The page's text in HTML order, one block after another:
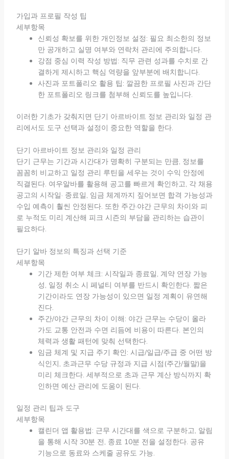
가입과 프로필 작성 팁
세부항목
신뢰성 확보를 위한 개인정보 설정: 필요 최소한의 정보
만 공개하고 실명 여부와 연락처 관리에 주의합니다.
강점 중심 이력 작성 방법: 직무 관련 성과를 수치로 간
결하게 제시하고 핵심 역량을 앞부분에 배치합니다.
사진과 포트폴리오 활용 팁: 깔끔한 프로필 사진과 간단
한 포트폴리오 링크를 첨부해 신뢰도를 높입니다.
이러한 기초가 갖춰지면 단기 아르바이트 정보 관리와 일정 관
리에서도 도구 선택과 설정이 중요한 역할을 한다.
단기 아르바이트 정보 관리와 일정 관리
단기 근무는 기간과 시간대가 명확히 구분되는 만큼, 정보를
꼼꼼히 비교하고 일정 관리 루틴을 세우는 것이 수익 안정에
직결된다. 여우알바를 활용해 공고를 빠르게 확인하고, 각 채용
공고의 시작일· 종료일, 임금 체계까지 짚어보면 합격 가능성과
수입 예측이 훨씬 안정된다. 또한 주간·야간 근무의 차이와 피
로 누적도 미리 계산해 피크 시즌의 부담을 관리하는 습관이
필요하다.
단기 알바 정보의 특징과 선택 기준
세부항목
기간 제한 여부 체크: 시작일과 종료일, 계약 연장 가능
성, 일정 취소 시 페널티 여부를 반드시 확인한다. 짧은
기간이라도 연장 가능성이 있으면 일정 계획이 유연해
진다.
주간/야간 근무의 차이 이해: 야간 근무는 수당이 올라
가도 교통 안전과 수면 리듬에 비용이 따른다. 본인의
체력과 생활 패턴에 맞춰 선택한다.
임금 체계 및 지급 주기 확인: 시급/일급/주급 중 어떤 방
식인지, 초과근무 수당 규정과 지급 시점(주간/월말)을
미리 체크한다. 세부적으로 초과 근무 계산 방식까지 확
인하면 예산 관리에 도움이 된다.
일정 관리 팁과 도구
세부항목
캘린더 앱 활용법: 근무 시간대를 색으로 구분하고, 알림
을 통해 시작 30분 전, 종료 10분 전을 설정한다. 공유
기능으로 동료와 스케줄 공유도 가능.